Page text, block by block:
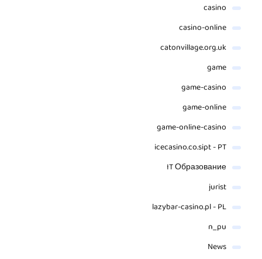
casino
casino-online
catonvillage.org.uk
game
game-casino
game-online
game-online-casino
icecasino.co.sipt - PT
IT Образование
jurist
lazybar-casino.pl - PL
n_pu
News